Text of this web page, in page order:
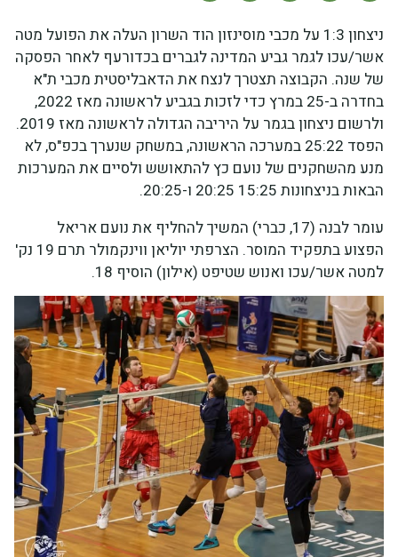
ניצחון 1:3 על מכבי מוסינזון הוד השרון העלה את הפועל מטה
אשר/עכו לגמר גביע המדינה לגברים בכדורעף לאחר הפסקה
של שנה. הקבוצה תצטרך לנצח את הדאבליסטית מכבי ת"א
בחדרה ב-25 במרץ כדי לזכות בגביע לראשונה מאז 2022,
ולרשום ניצחון בגמר על היריבה הגדולה לראשונה מאז 2019.
הפסד 25:22 במערכה הראשונה, במשחק שנערך בכפ"ס, לא
מנע מהשחקנים של נועם כץ להתאושש ולסיים את המערכות
הבאות בניצחונות 15:25 20:25 ו-20:25.
עומר לבנה (17, כברי) המשיך להחליף את נועם אריאל
הפצוע בתפקיד המוסר. הצרפתי יוליאן ווינקמולר תרם 19 נק'
למטה אשר/עכו ואנוש שטיפט (אילון) הוסיף 18.